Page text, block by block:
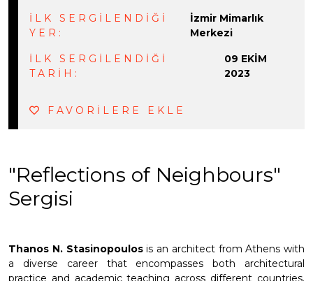
İLK SERGİLENDİĞİ
YER:
İzmir Mimarlık
Merkezi
İLK SERGİLENDİĞİ
TARİH:
09 EKIM
2023
FAVORİLERE EKLE
"Reflections of Neighbours"
Sergisi
Thanos N. Stasinopoulosis an architect from Athens with
a diverse career that encompasses both architectural
practice and academic teaching across different countries.